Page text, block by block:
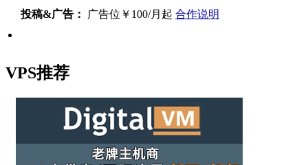
投稿&广告：
广告位￥100/月起 合作说明
VPS推荐